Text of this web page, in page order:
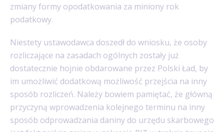
zmiany formy opodatkowania za miniony rok
podatkowy.
Niestety ustawodawca doszedł do wniosku, że osoby
rozliczające na zasadach ogólnych zostały już
dostatecznie hojnie obdarowane przez Polski Ład, by
im umożliwić dodatkową możliwość przejścia na inny
sposób rozliczeń. Należy bowiem pamiętać, że główną
przyczyną wprowadzenia kolejnego terminu na inny
sposób odprowadzania daniny do urzędu skarbowego